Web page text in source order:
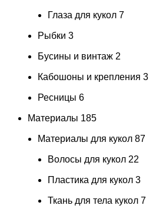
Глаза для кукол 7
Рыбки 3
Бусины и винтаж 2
Кабошоны и крепления 3
Ресницы 6
Материалы 185
Материалы для кукол 87
Волосы для кукол 22
Пластика для кукол 3
Ткань для тела кукол 7